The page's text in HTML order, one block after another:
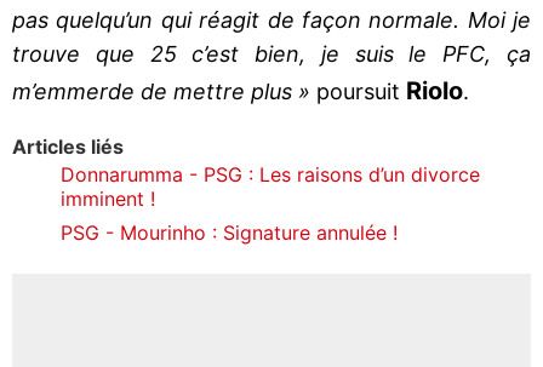
pas quelqu’un qui réagit de façon normale. Moi je
trouve que 25 c’est bien, je suis le PFC, ça
m’emmerde de mettre plus » poursuit Riolo.
Articles liés
Donnarumma - PSG : Les raisons d’un divorce
imminent !
PSG - Mourinho : Signature annulée !